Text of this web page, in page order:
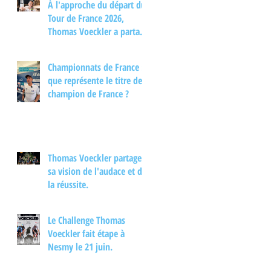
À l'approche du départ du
Tour de France 2026,
Thomas Voeckler a partagé
nouvelle édition dans une
interview.
Championnats de France :
que représente le titre de
champion de France ?
Thomas Voeckler partage
sa vision de l'audace et de
la réussite.
Le Challenge Thomas
Voeckler fait étape à
Nesmy le 21 juin.